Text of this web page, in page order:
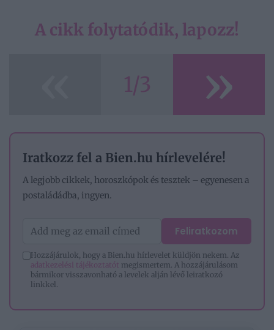
A cikk folytatódik, lapozz!
1/3 »
Iratkozz fel a Bien.hu hírlevelére!
A legjobb cikkek, horoszkópok és tesztek – egyenesen a
postaládádba, ingyen.
Feliratkozom
Hozzájárulok, hogy a Bien.hu hírlevelet küldjön nekem. Az
adatkezelési tájékoztatót megismertem. A hozzájárulásom
bármikor visszavonható a levelek alján lévő leiratkozó
linkkel.